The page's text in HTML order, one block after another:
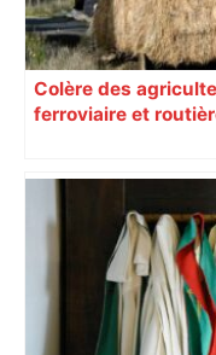
Colère des
ferroviaire et